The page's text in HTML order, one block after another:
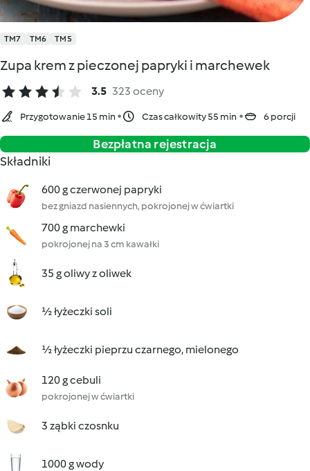
TM7 TM6 TM5
Zupa krem z pieczonej papryki i marchewek
3.5 323 oceny
Przygotowanie 15 min Czas całkowity 55 min 6 porcji
Bezpłatna rejestracja
Składniki
600 g czerwonej papryki
bez gniazd nasiennych, pokrojonej w ćwiartki
700 g marchewki
pokrojonej na 3 cm kawałki
35 g oliwy z oliwek
½ łyżeczki soli
½ łyżeczki pieprzu czarnego, mielonego
120 g cebuli
pokrojonej w ćwiartki
3 ząbki czosnku
1000 g wody